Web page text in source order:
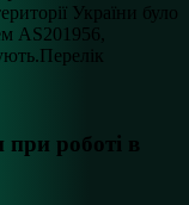
України було
AS201956,
роботі в